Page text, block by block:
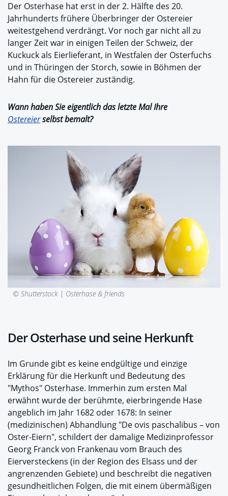
Der Osterhase hat erst in der 2. Hälfte des 20.
Jahrhunderts frühere Überbringer der Ostereier
weitestgehend verdrängt. Vor noch gar nicht all zu
langer Zeit war in einigen Teilen der Schweiz, der
Kuckuck als Eierlieferant, in Westfalen der Osterfuchs
und in Thüringen der Storch, sowie in Böhmen der
Hahn für die Ostereier zuständig.
Wann haben Sie eigentlich das letzte Mal Ihre
Ostereierselbst bemalt?
© Shutterstock | Osterhase & friends
Der Osterhase und seine Herkunft
Im Grunde gibt es keine endgültige und einzige
Erklärung für die Herkunft und Bedeutung des
"Mythos" Osterhase. Immerhin zum ersten Mal
erwähnt wurde der berühmte, eierbringende Hase
angeblich im Jahr 1682 oder 1678: In seiner
(medizinischen) Abhandlung "De ovis paschalibus – von
Oster-Eiern", schildert der damalige Medizinprofessor
Georg Franck von Frankenau vom Brauch des
Eierversteckens (in der Region des Elsass und der
angrenzenden Gebiete) und beschreibt die negativen
gesundheitlichen Folgen, die mit einem übermäßigen